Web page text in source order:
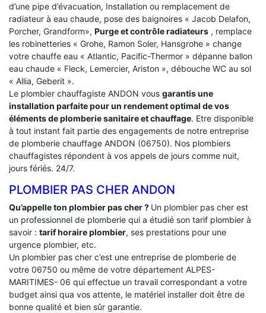
d’une pipe d’évacuation, Installation ou remplacement de
radiateur à eau chaude, pose des baignoires « Jacob Delafon,
Porcher, Grandform», Purge et contrôle radiateurs , remplace
les robinetteries « Grohe, Ramon Soler, Hansgrohe » change
votre chauffe eau « Atlantic, Pacific-Thermor » dépanne ballon
eau chaude « Fleck, Lemercier, Ariston », débouche WC au sol
« Allia, Geberit ».
Le plombier chauffagiste ANDON vous garantis une
installation parfaite pour un rendement optimal de vos
éléments de plomberie sanitaire et chauffage. Etre disponible
à tout instant fait partie des engagements de notre entreprise
de plomberie chauffage ANDON (06750). Nos plombiers
chauffagistes répondent à vos appels de jours comme nuit,
jours fériés. 24/7.
PLOMBIER PAS CHER ANDON
Qu’appelle ton plombier pas cher ? Un plombier pas cher est
un professionnel de plomberie qui a étudié son tarif plombier à
savoir : tarif horaire plombier, ses prestations pour une
urgence plombier, etc.
Un plombier pas cher c’est une entreprise de plomberie de
votre 06750 ou même de votre département ALPES-
MARITIMES- 06 qui effectue un travail correspondant a votre
budget ainsi qua vos attente, le matériel installer doit être de
bonne qualité et bien sûr garantie.